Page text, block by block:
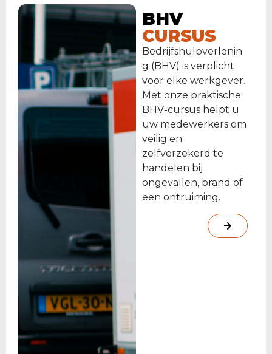
BHV
CURSUS
Bedrijfshulpverlenin
g (BHV) is verplicht
voor elke werkgever.
Met onze praktische
BHV-cursus helpt u
uw medewerkers om
veilig en
zelfverzekerd te
handelen bij
ongevallen, brand of
een ontruiming.